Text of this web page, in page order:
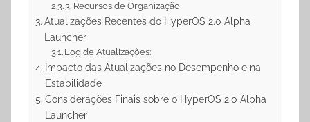
3. Recursos de Organização
Atualizações Recentes do HyperOS 2.0 Alpha
Launcher
Log de Atualizações:
Impacto das Atualizações no Desempenho e na
Estabilidade
Considerações Finais sobre o HyperOS 2.0 Alpha
Launcher